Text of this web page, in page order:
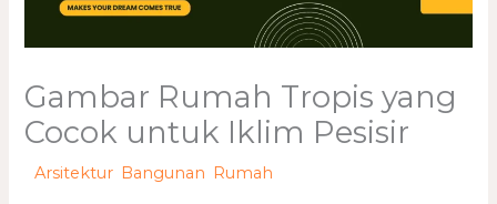
Gambar Rumah Tropis yang
Cocok untuk Iklim Pesisir
/Arsitektur Bangunan Rumah